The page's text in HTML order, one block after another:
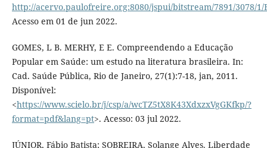
http://acervo.paulofreire.org:8080/jspui/bitstream/7891/3078/1/
Acesso em 01 de jun 2022.
GOMES, L B. MERHY, E E. Compreendendo a Educação
Popular em Saúde: um estudo na literatura brasileira. In:
Cad. Saúde Pública, Rio de Janeiro, 27(1):7-18, jan, 2011.
Disponível:
<https://www.scielo.br/j/csp/a/wcTZ5tX8K43XdxzxVgGKfkp/?
format=pdf&lang=pt>. Acesso: 03 jul 2022.
JÚNIOR, Fábio Batista; SOBREIRA, Solange Alves. Liberdade